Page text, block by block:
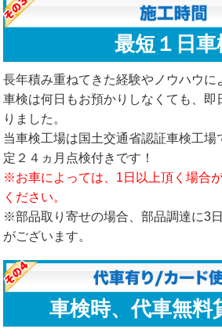
最短１日車
長年積み重ねてきた経験やノウハウに
車検は何日もお預かりしなくても、即
りました。
当車検工場は国土交通省認証車検工場
定２４ヵ月点検付きです！
※お車によっては、1日以上頂く場合
ください。
※部品取り寄せの場合、部品調達に3
がございます。
車検時、代車無料